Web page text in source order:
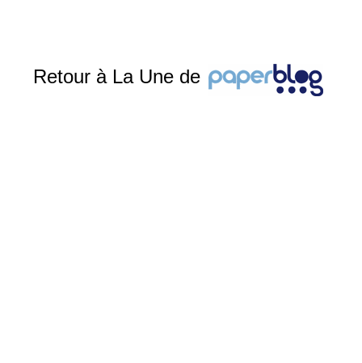
Retour à La Une de